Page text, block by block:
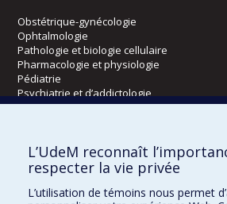
Obstétrique-gynécologie
Ophtalmologie
Pathologie et biologie cellulaire
Pharmacologie et physiologie
Pédiatrie
Psychiatrie et d’addictologie
Radiologie, radio-oncologie et médecine
Écoles
Orthophonie et audiologie
L’UdeM reconnaît
respecter la vie privée
L’utilisation de témoins nous permet